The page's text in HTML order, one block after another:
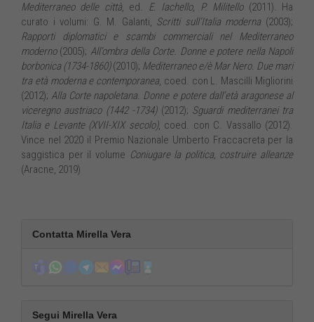
Mediterraneo delle città, ed. E. Iachello, P. Militello(2011). Ha
curato i volumi: G. M. Galanti, Scritti sull’Italia moderna (2003);
Rapporti diplomatici e scambi commerciali nel Mediterraneo
moderno(2005); All’ombra della Corte. Donne e potere nella Napoli
borbonica (1734-1860)(2010); Mediterraneo e/è Mar Nero. Due mari
tra età moderna e contemporanea, coed. con L. Mascilli Migliorini
(2012);Alla Corte napoletana. Donne e potere dall’età aragonese al
viceregno austriaco (1442 -1734)(2012); Sguardi mediterranei tra
Italia e Levante (XVII-XIX secolo), coed. con C. Vassallo (2012).
Vince nel 2020 il Premio Nazionale Umberto Fraccacreta per la
saggistica per il volume Coniugare la politica, costruire alleanze
(Aracne, 2019)
Contatta Mirella Vera
Segui Mirella Vera